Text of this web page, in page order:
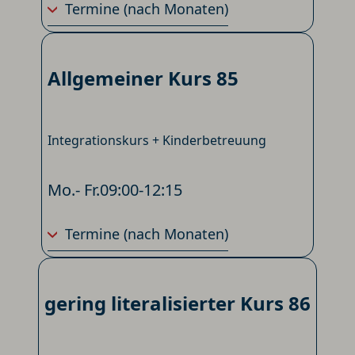
Termine(nach Monaten)
Allgemeiner Kurs 85
Integrationskurs + Kinderbetreuung
Mo.- Fr.09:00-12:15
Termine(nach Monaten)
gering literalisierter Kurs 86